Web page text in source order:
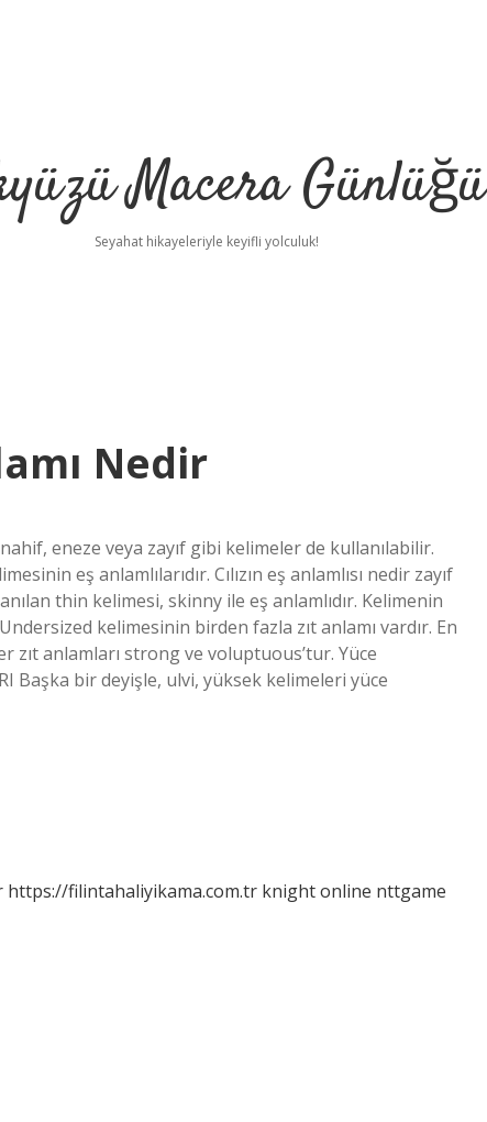
Macera Günlüğü
Seyahat hikayeleriyle keyifli yolculuk!
Nedir
eneze veya zayıf gibi kelimeler de kullanılabilir.
eş anlamlılarıdır. Cılızın eş anlamlısı nedir zayıf
thin kelimesi, skinny ile eş anlamlıdır. Kelimenin
Undersized kelimesinin birden fazla zıt anlamı vardır. En
zıt anlamları strong ve voluptuous’tur. Yüce
Başka bir deyişle, ulvi, yüksek kelimeleri yüce
https://filintahaliyikama.com.tr knight online nttgame